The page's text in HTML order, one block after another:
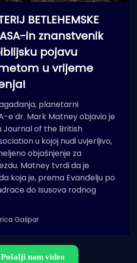
BETLEHEMSKE
in znanstvenik
pojavu
u vrijeme
planetarni
e dr. Mark Matney objavio je
Journal of the British
u kojoj nudi uvjerljivo,
objašnjenje za
Matney tvrdi da je
koja je, prema Evanđelju po
do Isusova rodnog
Gašpar